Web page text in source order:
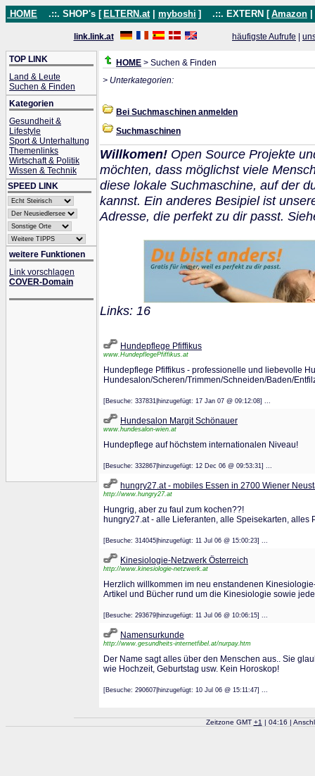
HOME .::. SHOP's [ ELTERN.at myboshi ] .::. EXTERN [ Amazon
link.link.at häufigste Aufrufe
TOP LINK
Land & Leute
Suchen & Finden
Kategorien
Gesundheit &
Lifestyle
Sport & Unterhaltung
Themenlinks
Wirtschaft & Politik
Wissen & Technik
SPEED LINK
weitere Funktionen
Link vorschlagen
COVER-Domain
HOME > Suchen & Finden
> Unterkategorien:
Bei Suchmaschinen anmelden
Suchmaschinen
Willkomen! Open Source Projekte
möchten, dass möglichst viele
diese lokale Suchmaschine, auf der
kannst. Ein anderes Besipiel ist
Adresse, die perfekt zu dir passt.
Links: 16
Hundepflege Pfiffikus
www.HundepflegePfiffikus.at
Hundepflege Pfiffikus - professionelle und liebevolle
Hundesalon/Scheren/Trimmen/Schneiden/Baden/
[Besuche: 337831|hinzugefügt: 17 Jan 07 @ 09:12:08] ...
Hundesalon Margit Schönauer
www.hundesalon-wien.at
Hundepflege auf höchstem internationalen Niveau!
[Besuche: 332867|hinzugefügt: 12 Dec 06 @ 09:53:31] ...
hungry27.at - mobiles Essen in 2700 Wiener
http://www.hungry27.at
Hungrig, aber zu faul zum kochen??!
hungry27.at - alle Lieferanten, alle Speisekarten, alles
[Besuche: 314045|hinzugefügt: 11 Jul 06 @ 15:00:23] ...
Kinesiologie-Netzwerk Österreich
http://www.kinesiologie-netzwerk.at
Herzlich willkommen im neu enstandenen
Artikel und Bücher rund um die Kinesiologie sowie
[Besuche: 293679|hinzugefügt: 11 Jul 06 @ 10:06:15] ...
Namensurkunde
http://www.gesundheits-internetfibel.at/nurpay.htm
Der Name sagt alles über den Menschen aus.. Sie
wie Hochzeit, Geburtstag usw. Kein Horoskop!
[Besuche: 290607|hinzugefügt: 10 Jul 06 @ 15:11:47] ...
Zeitzone GMT +1 | 04:16 |